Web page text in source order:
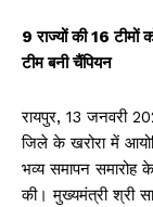
9 राज्यों की 16 टीमों
टीम बनी चैंपियन
रायपुर, 13 जनवरी
जिले के खरोरा में
भव्य समापन समारोह
की। मुख्यमंत्री श्री